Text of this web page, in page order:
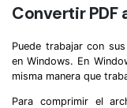
Convertir PDF
Puede trabajar con
en Windows. En
misma manera que
Para comprimir el